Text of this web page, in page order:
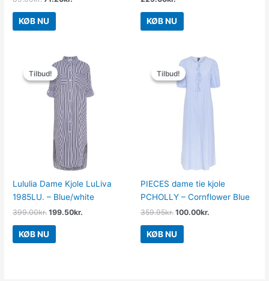
KØB NU KØB NU
Tilbud!
Tilbud!
Lululia Dame Kjole LuLiva
1985LU. – Blue/white
399.00kr.
Den
oprindelige
pris
var:
399.00kr..
199.50kr.
aktuelle
pris
er:
199.50kr..
KØB NU
Tilbud!
Tilbud!
PIECES dame tie kjole
PCHOLLY – Cornflower Blue
359.95kr.
Den
oprindelige
pris
var:
359.95kr..
100.00kr.
Den
aktuelle
pris
er:
100.00kr..
KØB NU